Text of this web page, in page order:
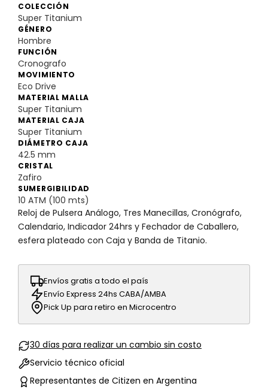
COLECCIÓN
Super Titanium
GÉNERO
Hombre
FUNCIÓN
Cronografo
MOVIMIENTO
Eco Drive
MATERIAL MALLA
Super Titanium
MATERIAL CAJA
Super Titanium
DIÁMETRO CAJA
42.5 mm
CRISTAL
Zafiro
SUMERGIBILIDAD
10 ATM (100 mts)
Reloj de Pulsera Análogo, Tres Manecillas, Cronógrafo,
Calendario, Indicador 24hrs y Fechador de Caballero,
esfera plateado con Caja y Banda de Titanio.
Envíos gratis a todo el país
Envío Express 24hs CABA/AMBA
Pick Up para retiro en Microcentro
30 días para realizar un cambio sin costo
Servicio técnico oficial
Representantes de Citizen en Argentina